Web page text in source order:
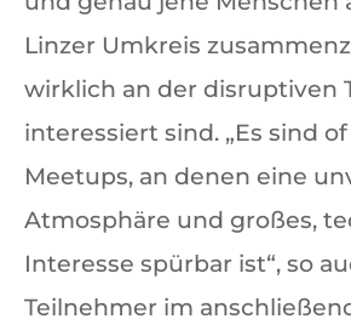
Linzer Umkreis
wirklich an der disruptiven
interessiert sind. „Es sind
Meetups, an denen eine
Atmosphäre und großes,
Interesse spürbar ist“, so
Teilnehmer im